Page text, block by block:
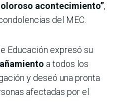
acontecimiento”,
del MEC.
Educación expresó su
a todos los
y deseó una pronta
afectadas por el